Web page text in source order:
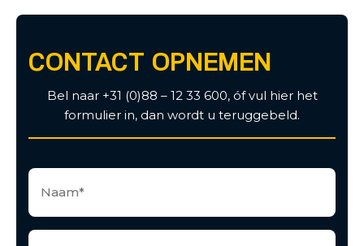
CONTACT OPNEMEN
Bel naar +31 (0)88 – 12 33 600, óf vul hier het
formulier in, dan wordt u teruggebeld.